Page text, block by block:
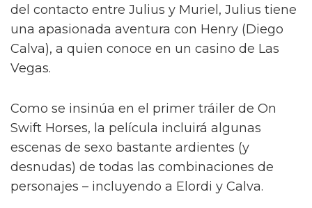
del contacto entre Julius y Muriel, Julius tiene
una apasionada aventura con Henry (Diego
Calva), a quien conoce en un casino de Las
Vegas.
Como se insinúa en el primer tráiler de On
Swift Horses, la película incluirá algunas
escenas de sexo bastante ardientes (y
desnudas) de todas las combinaciones de
personajes – incluyendo a Elordi y Calva.